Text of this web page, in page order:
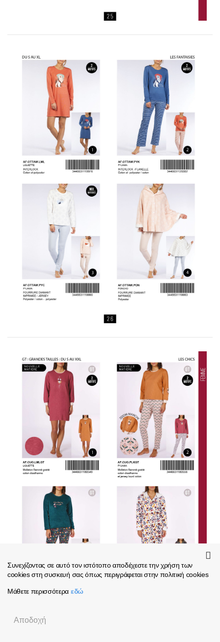
Συνεχίζοντας σε αυτό τον ιστότοπο αποδέχεστε την χρήση των
cookies στη συσκευή σας όπως περιγράφεται στην πολιτική cookies
Μάθετε περισσότερα εδώ
Αποδοχή